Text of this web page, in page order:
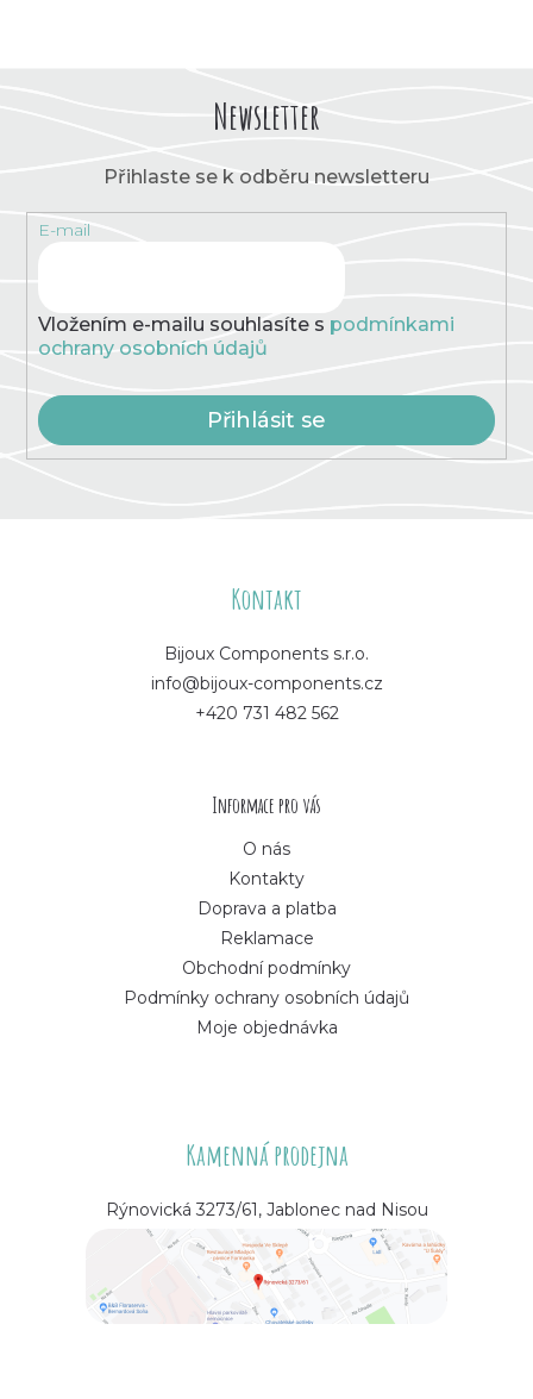
Newsletter
Přihlaste se k odběru newsletteru
E-mail
Vložením e-mailu souhlasíte s podmínkami
ochrany osobních údajů
Přihlásit se
Kontakt
Bijoux Components s.r.o.
info@bijoux-components.cz
+420 731 482 562
Informace pro vás
O nás
Kontakty
Doprava a platba
Reklamace
Obchodní podmínky
Podmínky ochrany osobních údajů
Moje objednávka
Kamenná prodejna
Rýnovická 3273/61, Jablonec nad Nisou